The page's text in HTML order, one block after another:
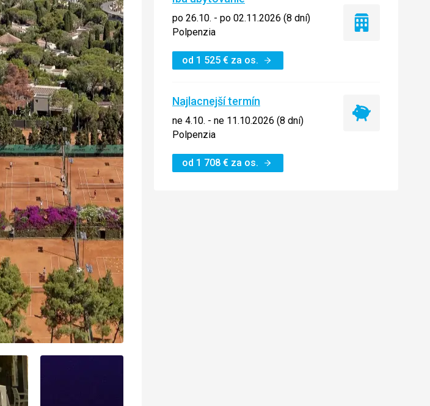
po 26.10. - po 02.11.2026 (8 dní)
Polpenzia
od 1 525 € za os.
Iba
Najlacnejší termín
ne 4.10. - ne 11.10.2026 (8 dní)
Polpenzia
od 1 708 € za os.
Najlacnejší